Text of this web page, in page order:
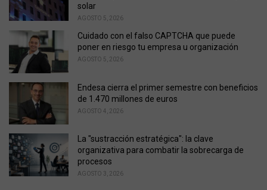
solar
AGOSTO 5, 2026
Cuidado con el falso CAPTCHA que puede
poner en riesgo tu empresa u organización
AGOSTO 5, 2026
Endesa cierra el primer semestre con beneficios
de 1.470 millones de euros
AGOSTO 4, 2026
La "sustracción estratégica": la clave
organizativa para combatir la sobrecarga de
procesos
AGOSTO 3, 2026